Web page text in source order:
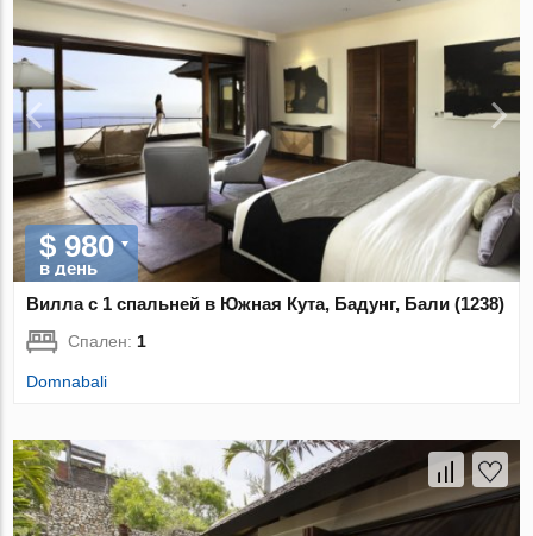
$ 980
в день
Вилла с 1 спальней в Южная Кута, Бадунг, Бали (1238)
Спален:1
Domnabali